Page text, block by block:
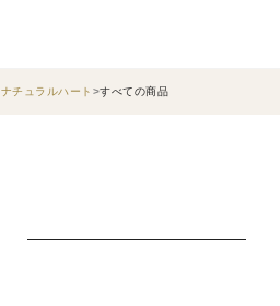
ナチュラルハート すべての商品